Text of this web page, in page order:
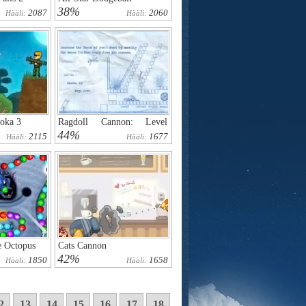
Hääli: 2087 38% Hääli: 2060
3
Hääli: 2115
Ragdoll Cannon: Level
Pack
44% Hääli: 1677
Octopus
Hääli: 1850
Cats Cannon
42% Hääli: 1658